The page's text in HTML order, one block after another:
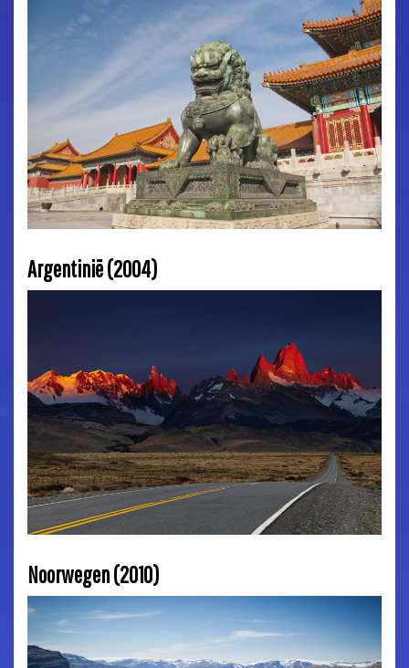
Argentinië (2004)
Noorwegen (2010)